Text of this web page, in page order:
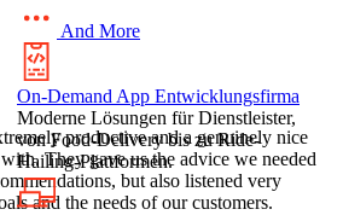
productive and a genuinely nice
They gave us the advice we needed
but also listened very
and the needs of our customers.
And More
On-Demand App Entwicklungsfirma
Moderne Lösungen für Dienstleister,
von Food-Delivery bis zu Ride-
Hailing-Plattformen.